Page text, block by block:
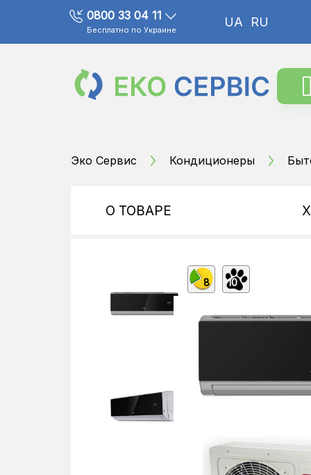
0800 33 04 11
Бесплатно по Украине
UA RU
Эко Сервис Кондиционеры
О ТОВАРЕ
8 10